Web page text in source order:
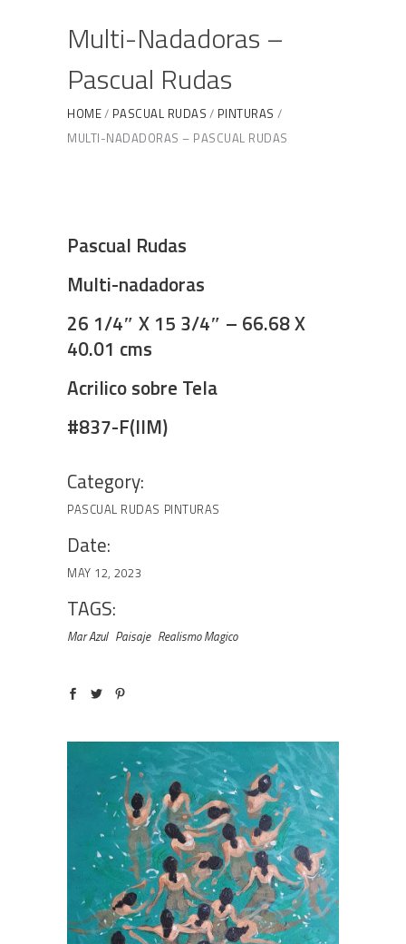
Multi-Nadadoras –
Pascual Rudas
HOME PASCUAL RUDAS
PINTURAS
MULTI-NADADORAS – PASCUAL RUDAS
Pascual Rudas
Multi-nadadoras
26 1/4″ X 15 3/4″ – 66.68 X
40.01 cms
Acrilico sobre Tela
#837-F(IIM)
Category:
PASCUAL RUDAS PINTURAS
Date:
MAY 12, 2023
TAGS:
Mar Azul Paisaje Realismo Magico